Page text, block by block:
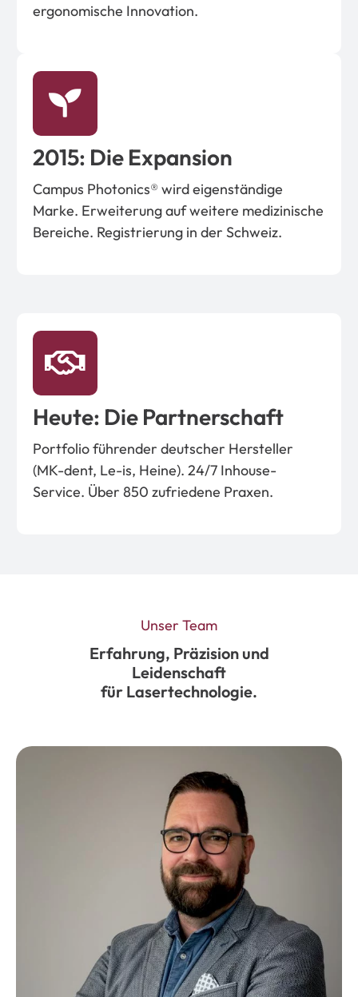
ergonomische Innovation.
2015: Die Expansion
Campus Photonics® wird eigenständige
Marke. Erweiterung auf weitere medizinische
Bereiche. Registrierung in der Schweiz.
Heute: Die Partnerschaft
Portfolio führender deutscher Hersteller
(MK-dent, Le-is, Heine). 24/7 Inhouse-
Service. Über 850 zufriedene Praxen.
Unser Team
Erfahrung, Präzision und
Leidenschaft
für Lasertechnologie.